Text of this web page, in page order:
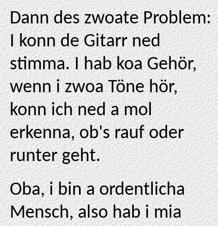
Dann des zwoate Problem:
I konn de Gitarr ned
stimma. I hab koa Gehör,
wenn i zwoa Töne hör,
konn ich ned a mol
erkenna, ob's rauf oder
runter geht.
Oba, i bin a ordentlicha
Mensch, also hab i mia